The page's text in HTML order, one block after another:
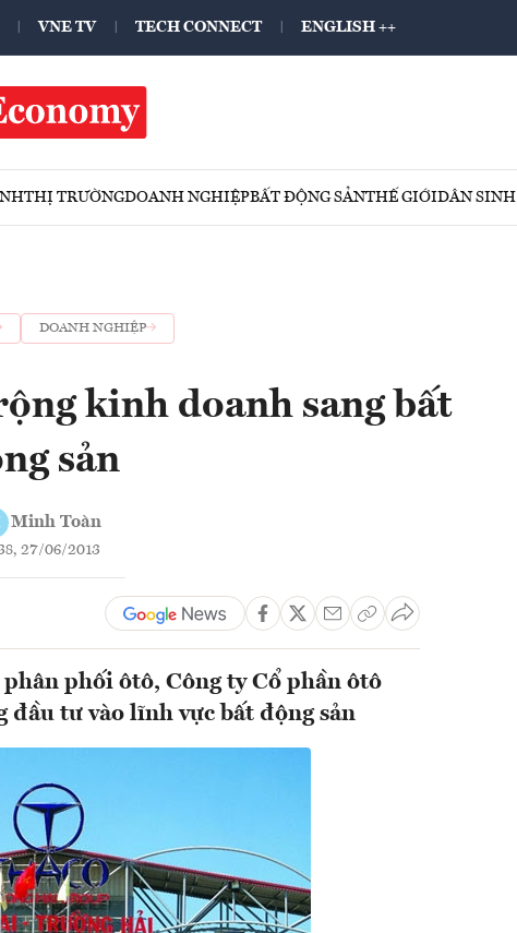
VNE TV TECH CONNECT ENGLISH ++
THỊ TRƯỜNGDOANH NGHIỆPBẤT ĐỘNG SẢNTHẾ GIỚIDÂN SINH
DOANH NGHIỆP
kinh doanh sang bất
sản
Minh Toàn
27/06/2013
phối ôtô, Công ty Cổ phần ôtô
tư vào lĩnh vực bất động sản